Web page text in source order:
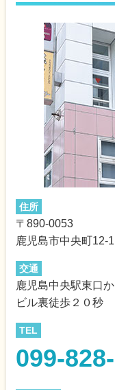
住所
〒890-0053
鹿児島市中央町
交通
鹿児島中央駅東口
ビル裏徒歩２０秒
TEL
099-